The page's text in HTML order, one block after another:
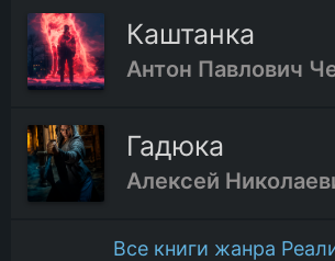
Каштанка
Антон Павлович
Гадюка
Алексей
Все книги жанра